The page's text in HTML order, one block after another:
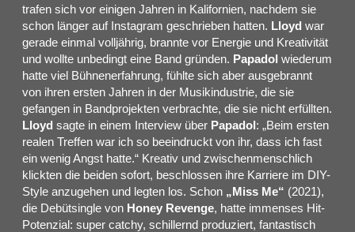
trafen sich vor einigen Jahren in Kalifornien, nachdem sie
schon länger auf Instagram geschrieben hatten. Lloyd war
gerade einmal volljährig, brannte vor Energie und Kreativität
und wollte unbedingt eine Band gründen. Papadol wiederum
hatte viel Bühnenerfahrung, fühlte sich aber ausgebrannt
von ihren ersten Jahren in der Musikindustrie, die sie
gefangen in Bandprojekten verbrachte, die sie nicht erfüllten.
Lloyd sagte in einem Interview über Papadol: „Beim ersten
realen Treffen war ich so beeindruckt von ihr, dass ich fast
ein wenig Angst hatte.“ Kreativ und zwischenmenschlich
klickten die beiden sofort, beschlossen ihre Karriere im DIY-
Style anzugehen und legten los. Schon „Miss Me“ (2021),
die Debütsingle von Honey Revenge, hatte immenses Hit-
Potenzial: super catchy, schillernd produziert, fantastisch